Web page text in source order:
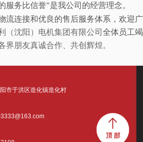
服务比信誉"是我公司的经营理念。
连接和优良的售后服务体系， 欢迎广
（沈阳）电机集团有限公司 全体员工竭
界朋友真诚合作、共创辉煌。
市于洪区造化镇造化村